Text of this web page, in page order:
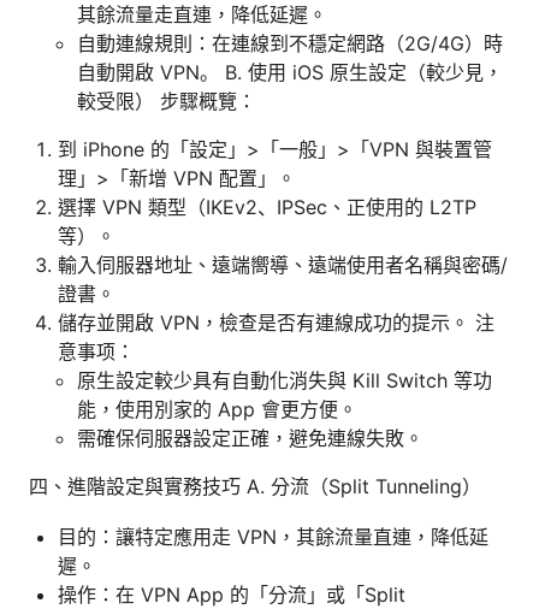
其餘流量走直連，降低延遲。
自動連線規則：在連線到不穩定網路（2G/4G）時
自動開啟 VPN。 B. 使用 iOS 原生設定（較少見，
較受限） 步驟概覽：
到 iPhone 的「設定」>「一般」>「VPN 與裝置管
理」>「新增 VPN 配置」。
選擇 VPN 類型（IKEv2、IPSec、正使用的 L2TP
等）。
輸入伺服器地址、遠端嚮導、遠端使用者名稱與密碼/
證書。
儲存並開啟 VPN，檢查是否有連線成功的提示。 注
意事项：
原生設定較少具有自動化消失與 Kill Switch 等功
能，使用別家的 App 會更方便。
需確保伺服器設定正確，避免連線失敗。
四、進階設定與實務技巧 A. 分流（Split Tunneling）
目的：讓特定應用走 VPN，其餘流量直連，降低延
遲。
操作：在 VPN App 的「分流」或「Split